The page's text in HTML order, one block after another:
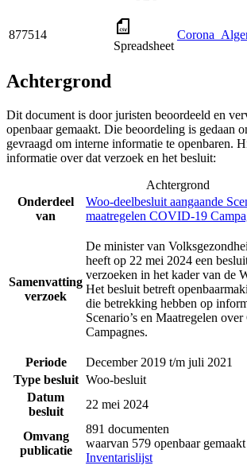
877514
Spreadsheet
Achtergrond
Dit document is door juristen beoordeeld en
openbaar gemaakt. Die beoordeling is gedaan
gevraagd om interne informatie te openbaren.
informatie over dat verzoek en het besluit:
Achtergrond
Onderdeel
van
Woo-deelbesluit aangaande
maatregelen COVID-19
Samenvatting
verzoek
De minister van
heeft op 22 mei 2024 een
verzoeken in het kader van de
Het besluit betreft
die betrekking hebben op
Scenario’s en Maatregelen
Campagnes.
Periode
December 2019 t/m juli 2021
Type besluit Woo-besluit
Datum
besluit
22 mei 2024
Omvang
publicatie
891 documenten
waarvan 579 openbaar gemaakt
Inventarislijst